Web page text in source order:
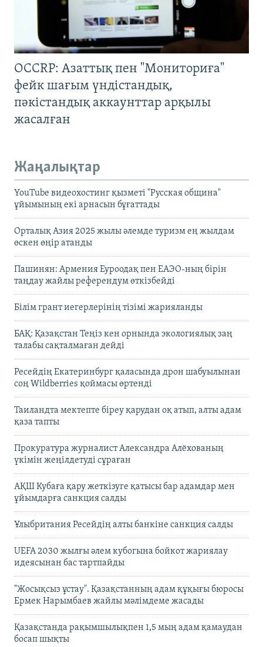
OCCRP: Азаттық пен "Мониториға"
фейк шағым үндістандық,
пәкістандық аккаунттар арқылы
жасалған
Жаңалықтар
YouTube видеохостинг қызметі "Русская община"
ұйымының екі арнасын бұғаттады
Орталық Азия 2025 жылы әлемде туризм ең жылдам
өскен өңір атанды
Пашинян: Армения Еуроодақ пен ЕАЭО-ның бірін
таңдау жайлы референдум өткізбейді
Білім грант иегерлерінің тізімі жарияланды
БАҚ: Қазақстан Теңіз кен орнында экологиялық заң
талабы сақталмаған дейді
Ресейдің Екатеринбург қаласында дрон шабуылынан
соң Wildberries қоймасы өртенді
Таиландта мектепте біреу қарудан оқ атып, алты адам
қаза тапты
Прокуратура журналист Александра Алёхованың
үкімін жеңілдетуді сұраған
АҚШ Кубаға қару жеткізуге қатысы бар адамдар мен
ұйымдарға санкция салды
Ұлыбритания Ресейдің алты банкіне санкция салды
UEFA 2030 жылғы әлем кубогына бойкот жариялау
идеясынан бас тартпайды
"Жосықсыз ұстау". Қазақстанның адам құқығы бюросы
Ермек Нарымбаев жайлы мәлімдеме жасады
Қазақстанда рақымшылықпен 1,5 мың адам қамаудан
босап шықты